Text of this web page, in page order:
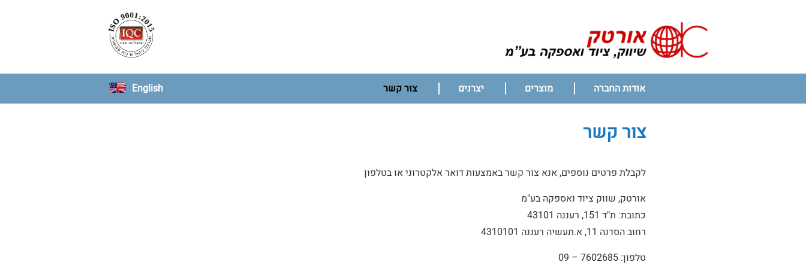
ראשי
אודות החברה מוצרים יצרנים צור קשר English
צור קשר
לקבלת פרטים נוספים, אנא צור קשר באמצעות דואר אלקטרוני או בטלפון
אורטק, שווק ציוד ואספקה בע"מ
כתובת: ת"ד 151, רעננה 43101
רחוב הסדנה 11, א.תעשיה רעננה 4310101
טלפון: 7602685 – 09